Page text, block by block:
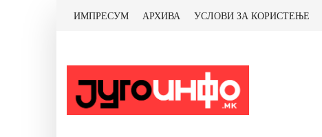
ИМПРЕСУМ АРХИВА УСЛОВИ ЗА КОРИСТЕЊЕ